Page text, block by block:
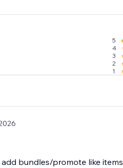
the shopping experience
a smarter upsell system.
5
4
3
2
1
bundles/promote like items